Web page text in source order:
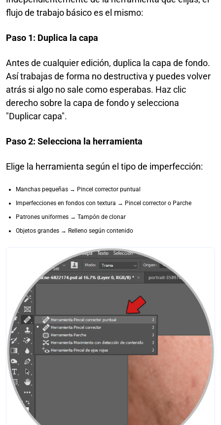
flujo de trabajo básico es el mismo:
Paso 1: Duplica la capa
Antes de cualquier edición, duplica la capa de fondo.
Así trabajas de forma no destructiva y puedes volver
atrás si algo no sale como esperabas. Haz clic
derecho sobre la capa de fondo y selecciona
"Duplicar capa".
Paso 2: Selecciona la herramienta
Elige la herramienta según el tipo de imperfección:
Manchas pequeñas → Pincel corrector puntual
Imperfecciones en fondos con textura → Pincel corrector o Parche
Patrones uniformes → Tampón de clonar
Objetos grandes → Relleno según contenido